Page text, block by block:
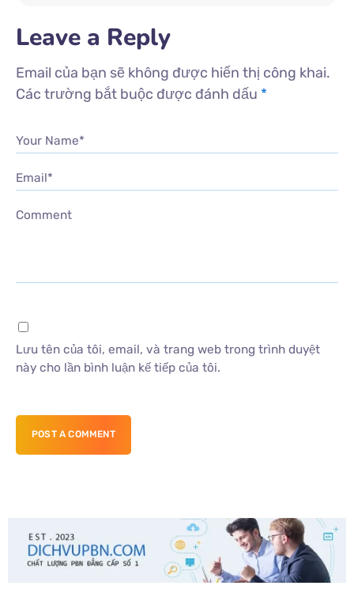
Leave a Reply
Email của bạn sẽ không được hiển thị công khai.
Các trường bắt buộc được đánh dấu *
Your Name*
Email*
Comment
Lưu tên của tôi, email, và trang web trong trình duyệt
này cho lần bình luận kế tiếp của tôi.
POST A COMMENT